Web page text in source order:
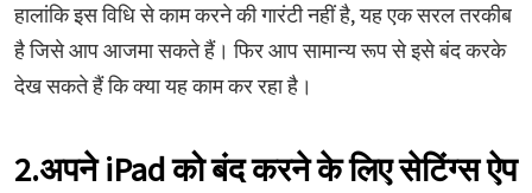
हालांकि इस विधि से काम करने की गारंटी नहीं है, यह एक सरल तरकीब
है जिसे आप आजमा सकते हैं। फिर आप सामान्य रूप से इसे बंद करके
देख सकते हैं कि क्या यह काम कर रहा है।
2.अपने iPad को बंद करने के लिए सेटिंग्स ऐप